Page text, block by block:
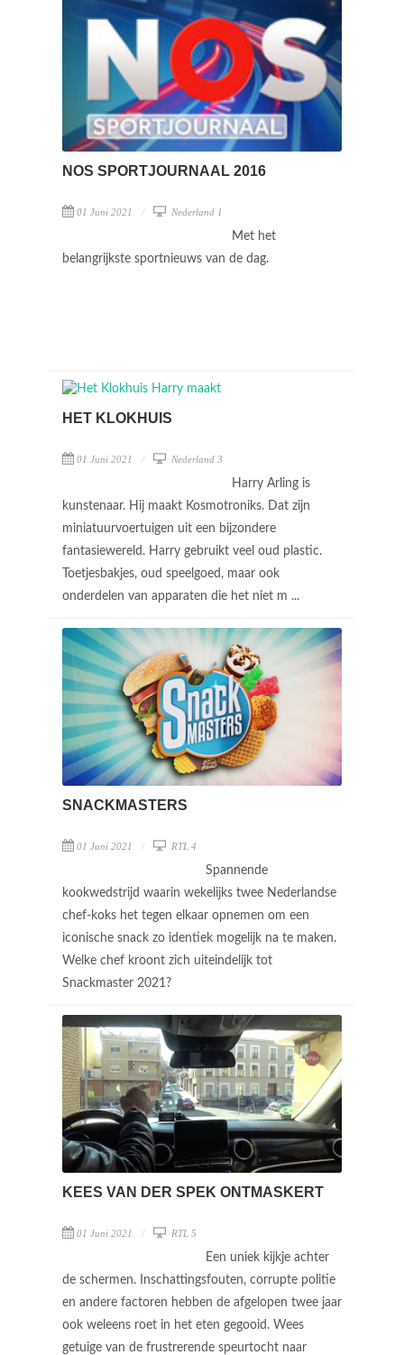
NOS SPORTJOURNAAL 2016
01 Juni 2021 Nederland 1
Met het
belangrijkste sportnieuws van de dag.
HET KLOKHUIS
01 Juni 2021 Nederland 3
Harry Arling is
kunstenaar. Hij maakt Kosmotroniks. Dat zijn
miniatuurvoertuigen uit een bijzondere
fantasiewereld. Harry gebruikt veel oud plastic.
Toetjesbakjes, oud speelgoed, maar ook
onderdelen van apparaten die het niet m ...
SNACKMASTERS
01 Juni 2021 RTL 4
Spannende
kookwedstrijd waarin wekelijks twee Nederlandse
chef-koks het tegen elkaar opnemen om een
iconische snack zo identiek mogelijk na te maken.
Welke chef kroont zich uiteindelijk tot
Snackmaster 2021?
KEES VAN DER SPEK ONTMASKERT
01 Juni 2021 RTL 5
Een uniek kijkje achter
de schermen. Inschattingsfouten, corrupte politie
en andere factoren hebben de afgelopen twee jaar
ook weleens roet in het eten gegooid. Wees
getuige van de frustrerende speurtocht naar